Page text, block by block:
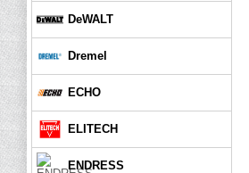
DeWALT
Dremel
ECHO
ELITECH
ENDRESS